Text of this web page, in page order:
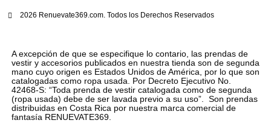
2026 Renuevate369.com. Todos los Derechos Reservados
A excepción de que se especifique lo contario, las prendas de
vestir y accesorios publicados en nuestra tienda son de segunda
mano cuyo origen es Estados Unidos de América, por lo que son
catalogadas como ropa usada. Por Decreto Ejecutivo No.
42468-S: “Toda prenda de vestir catalogada como de segunda
(ropa usada) debe de ser lavada previo a su uso”. Son prendas
distribuidas en Costa Rica por nuestra marca comercial de
fantasía RENUEVATE369.